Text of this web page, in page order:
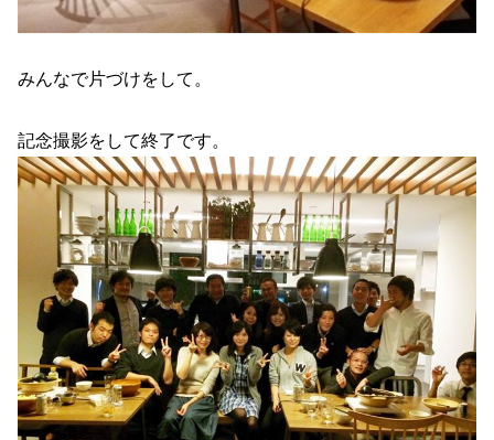
みんなで片づけをして。
記念撮影をして終了です。